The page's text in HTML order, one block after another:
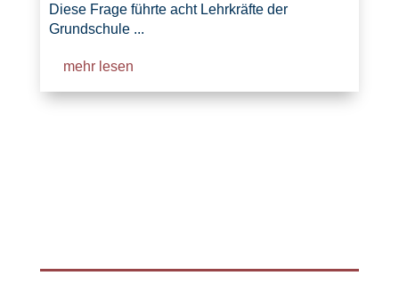
Diese Frage führte acht Lehrkräfte der
Grundschule ...
mehr lesen